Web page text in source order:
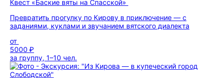
Квест «Баские вяты на Спасской»
Превратить прогулку по Кирову в приключение — с
заданиями, куклами и звучанием вятского диалекта
от
5000 ₽
за группу, 1–10 чел.